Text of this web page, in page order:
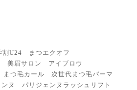
割U24 まつエクオフ
美眉サロン アイブロウ
つ毛カール 次世代まつ毛パーマ
パリジェンヌラッシュリフト